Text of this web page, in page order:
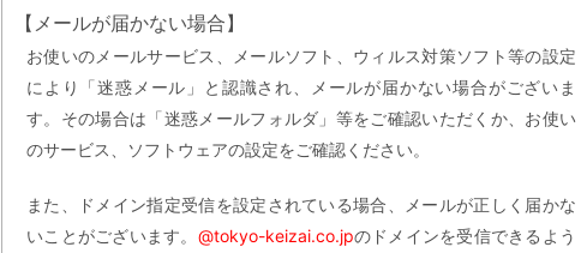
【メールが届かない場合】
お使いのメールサービス、メールソフト、ウィルス対策ソフト等の設定
により「迷惑メール」と認識され、メールが届かない場合がございま
す。その場合は「迷惑メールフォルダ」等をご確認いただくか、お使い
のサービス、ソフトウェアの設定をご確認ください。
また、ドメイン指定受信を設定されている場合、メールが正しく届かな
いことがございます。 @tokyo-keizai.co.jpのドメインを受信できるよう